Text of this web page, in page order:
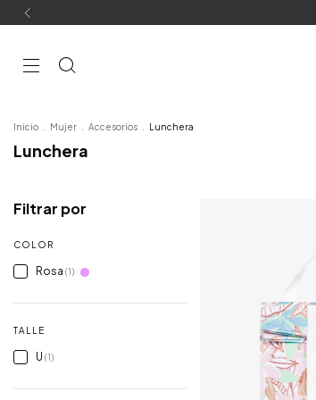
Inicio Mujer Accesorios Lunchera
Lunchera
Filtrar por
COLOR
Rosa (1)
TALLE
U (1)